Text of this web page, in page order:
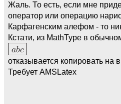
Жаль. То есть, если мне
оператор или операцию
Карфагенским алефом - то
Кстати, из MathType в
отказывается копировать на
Требует AMSLatex